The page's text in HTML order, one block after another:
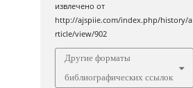
извлечено от
http://ajspiie.com/index.php/history/a
rticle/view/902
Другие форматы
библиографических ссылок